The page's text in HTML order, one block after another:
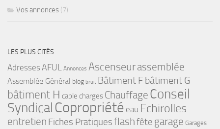
Vos annonces (7)
LES PLUS CITÉS
Adresses AFUL Annonces Ascenseurassemblée
Assemblée Général blog bruit Bâtiment F bâtiment G
bâtiment H cable charges Chauffage Conseil
Syndical Copropriété eau Echirolles
entretien Fiches Pratiquesflashfête garage Garages